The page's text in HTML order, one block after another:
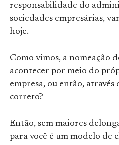
responsabilidade do
sociedades empresárias,
hoje.
Como vimos, a nomeação
acontecer por meio do
empresa, ou então,
correto?
Então, sem maiores
para você é um modelo de